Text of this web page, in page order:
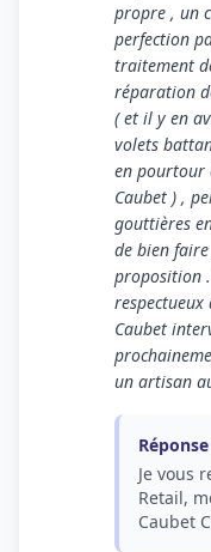
propre , un
perfection
traitement
réparation
( et il y en
volets
en pourtour
Caubet ) ,
gouttières
de bien
proposition
Caubet
un artisan
Je vous
Retail,
Caubet